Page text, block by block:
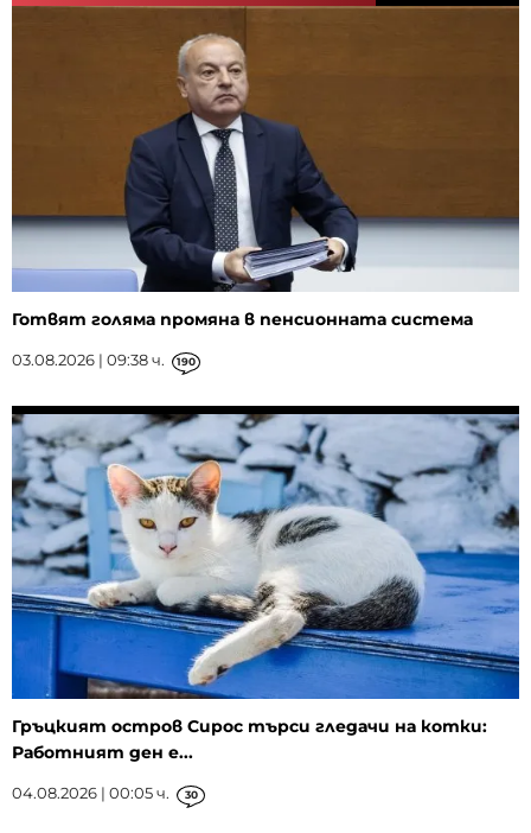
Готвят голяма промяна в пенсионната система
03.08.2026 | 09:38 ч. 190
Гръцкият остров Сирос търси гледачи на котки:
Работният ден е...
04.08.2026 | 00:05 ч. 30